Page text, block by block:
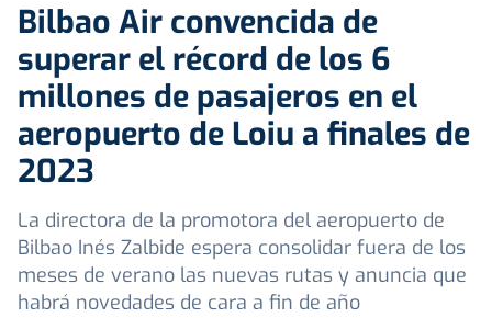
Bilbao Air convencida de
superar el récord de los 6
millones de pasajeros en el
aeropuerto de Loiu a finales de
2023
La directora de la promotora del aeropuerto de
Bilbao Inés Zalbide espera consolidar fuera de los
meses de verano las nuevas rutas y anuncia que
habrá novedades de cara a fin de año